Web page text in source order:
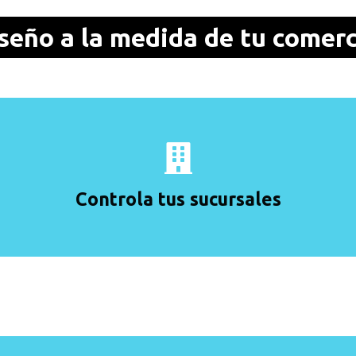
a la medida de tu
Controla tus sucursales
Administra diversos establecimientos de tu negocio.
Controla tus usuarios y permisos.
Digitaliza el control de tu negocio.